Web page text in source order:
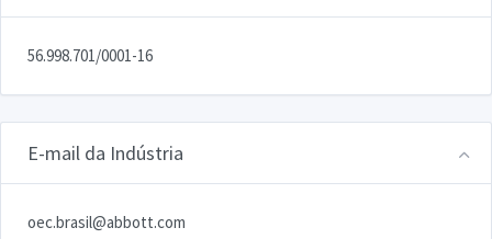
56.998.701/0001-16
E-mail da Indústria
oec.brasil@abbott.com